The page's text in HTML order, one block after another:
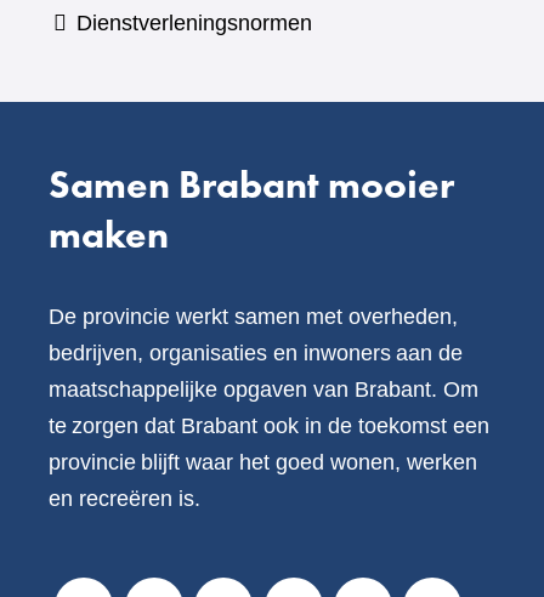
Dienstverleningsnormen
Samen Brabant mooier
maken
De provincie werkt samen met overheden,
bedrijven, organisaties en inwoners aan de
maatschappelijke opgaven van Brabant. Om
te zorgen dat Brabant ook in de toekomst een
provincie blijft waar het goed wonen, werken
en recreëren is.